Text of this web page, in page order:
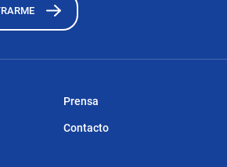
Prensa
Contacto